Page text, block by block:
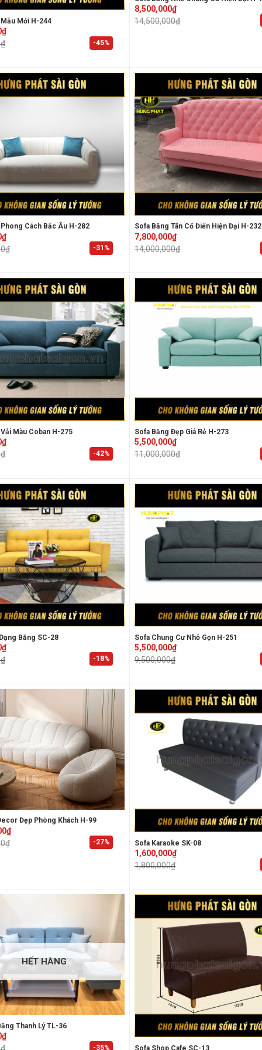
-45%
Mới H-244
₫
₫
14,500,000₫
Original
price
was:
8,500,000₫
Current
price
is:
-31%
Cách Bắc Âu H-282
₫
₫
Sofa Băng Tân Cổ Điển Hiện Đại H-232
14,000,000₫
Original
price
was:
7,800,000₫
Current
price
is:
-42%
Màu Coban H-275
₫
₫
Sofa Băng Đẹp Giá Rẻ H-273
11,000,000₫
Original
price
was:
5,500,000₫
Current
price
is:
-18%
Băng SC-28
₫
₫
Sofa Chung Cư Nhỏ Gọn H-251
9,500,000₫
Original
price
was:
5,500,000₫
Current
price
is:
-27%
Đẹp Phòng Khách H-99
₫
₫
Sofa Karaoke SK-08
1,800,000₫
Original
price
was:
1,600,000₫
Current
price
is:
-35%
HẾT HÀNG
Thanh Lý TL-36
₫
Sofa Shop Cafe SC-13